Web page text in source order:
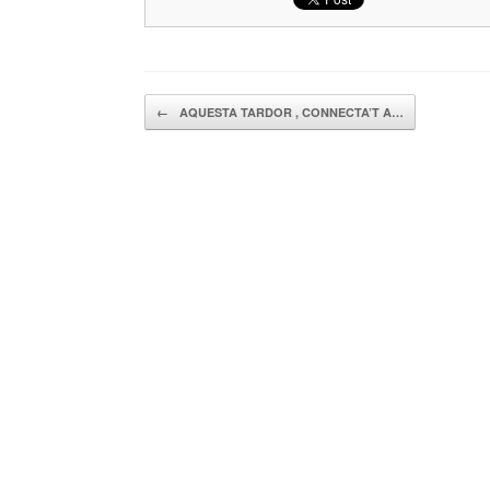
Navegador de artículos
← AQUESTA TARDOR , CONNECTA’T A…